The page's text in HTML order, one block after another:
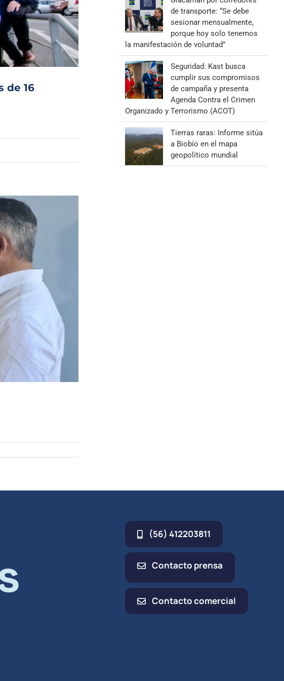
de 16
de transporte: “Se debe
sesionar mensualmente,
porque hoy solo tenemos
la manifestación de voluntad”
Seguridad: Kast busca
cumplir sus compromisos
de campaña y presenta
Agenda Contra el Crimen
Organizado y Terrorismo (ACOT)
Tierras raras: Informe sitúa
a Biobío en el mapa
geopolítico mundial
(56) 412203811
Contacto prensa
Contacto comercial